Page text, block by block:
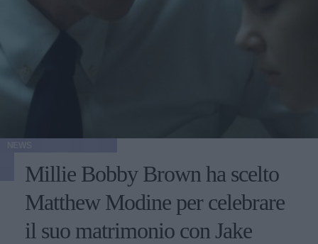
Millie Bobby Brown ha scelto
Matthew Modine per celebrare
il suo matrimonio con Jake